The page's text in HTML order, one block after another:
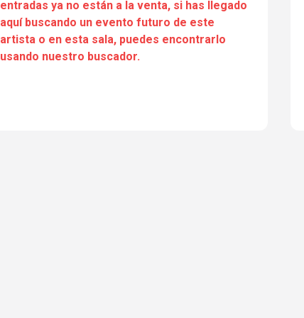
entradas ya no están a la venta, si has llegado
aquí buscando un evento futuro de este
artista o en esta sala, puedes encontrarlo
usando nuestro buscador.